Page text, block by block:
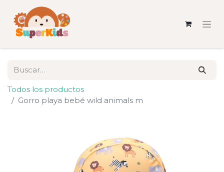
Todos los productos
Gorro playa bebé wild animals m